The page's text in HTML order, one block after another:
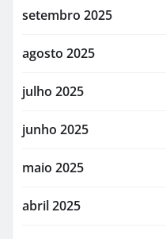
setembro 2025
agosto 2025
julho 2025
junho 2025
maio 2025
abril 2025